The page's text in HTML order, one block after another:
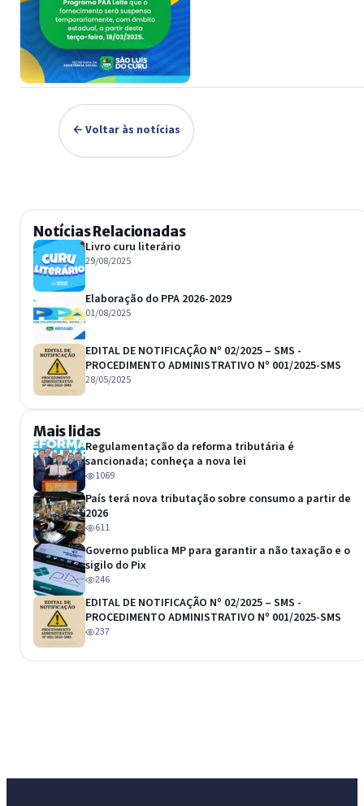
← Voltar às notícias
Notícias Relacionadas
Livro curu literário
29/08/2025
Elaboração do PPA 2026-2029
01/08/2025
EDITAL DE NOTIFICAÇÃO Nº 02/2025 – SMS -
PROCEDIMENTO ADMINISTRATIVO Nº 001/2025-SMS
28/05/2025
Mais lidas
Regulamentação da reforma tributária é
sancionada; conheça a nova lei
1069
País terá nova tributação sobre consumo a partir de
2026
611
Governo publica MP para garantir a não taxação e o
sigilo do Pix
246
EDITAL DE NOTIFICAÇÃO Nº 02/2025 – SMS -
PROCEDIMENTO ADMINISTRATIVO Nº 001/2025-SMS
237